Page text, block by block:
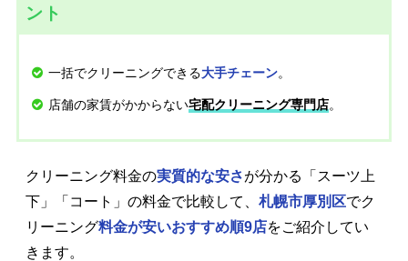
ント
一括でクリーニングできる大手チェーン。
店舗の家賃がかからない宅配クリーニング専門店。
クリーニング料金の実質的な安さが分かる「スーツ上
下」「コート」の料金で比較して、 札幌市厚別区でク
リーニング料金が安いおすすめ順9店をご紹介してい
きます。